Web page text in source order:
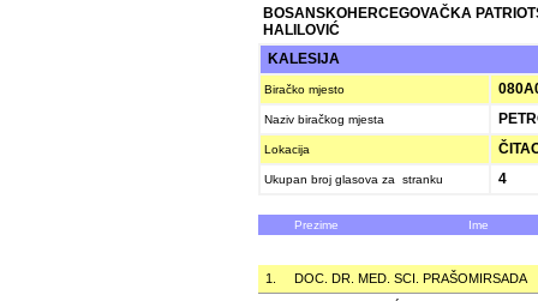
BOSANSKOHERCEGOVAČKA
HALILOVIĆ
KALESIJA
Biračko mjesto
Naziv biračkog mjesta
Lokacija
Ukupan broj glasova za stranku 4
Prezime Ime
1. DOC. DR. MED. SCI. PRAŠOMIRSADA